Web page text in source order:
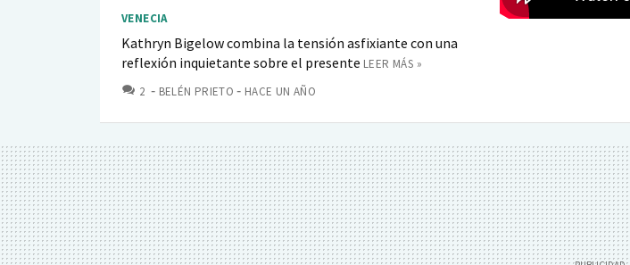
VENECIA
Kathryn Bigelow combina la tensión asfixiante con una
reflexión inquietante sobre el presente LEER MÁS »
2 COMENTARIOS
BELÉN PRIETO HACE UN AÑO